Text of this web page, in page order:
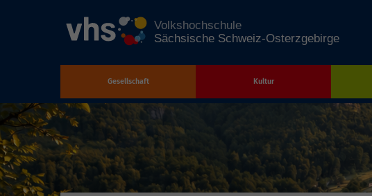
Zum Hauptinhalt springen
Gesellschaft Kultur